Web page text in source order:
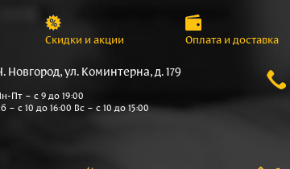
Скидки и акции Оплата и доставка
Новгород, ул. Коминтерна, д. 179
Пт – с 9 до 19:00
– с 10 до 16:00 Вс – с 10 до 15:00